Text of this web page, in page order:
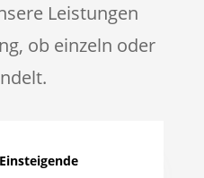
Leistungen
ob einzeln oder